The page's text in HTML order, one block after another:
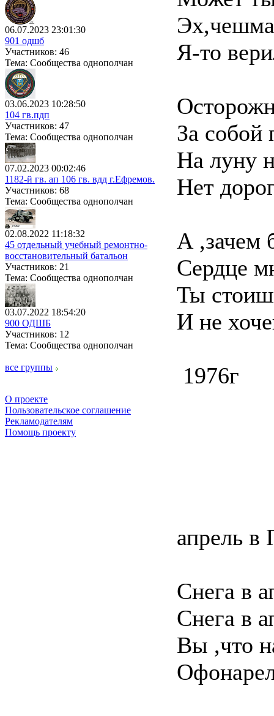
06.07.2023 23:01:30
901 одшб
Участников: 46
Тема: Сообщества однополчан
03.06.2023 10:28:50
104 гв.пдп
Участников: 47
Тема: Сообщества однополчан
07.02.2023 00:02:46
1182-й гв. ап 106 гв. вдд г.Ефремов.
Участников: 68
Тема: Сообщества однополчан
02.08.2022 11:18:32
45 отдельный учебный ремонтно-
восстановительный батальон
Участников: 21
Тема: Сообщества однополчан
03.07.2022 18:54:20
900 ОДШБ
Участников: 12
Тема: Сообщества однополчан
все группы
О проекте
Пользовательское соглашение
Рекламодателям
Помощь проекту
Я-то
За собой
На луну
Нет
А ,зачем
Сердце
Ты
И не
1976г
апрель в
Снега в
Снега в
Вы ,что